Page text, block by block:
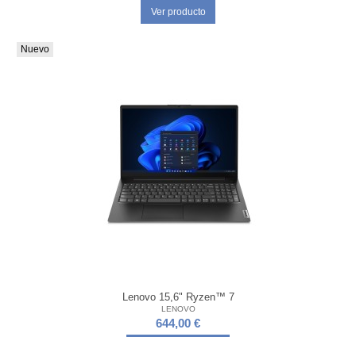
Ver producto
Nuevo
Lenovo 15,6" Ryzen™ 7
LENOVO
644,00 €